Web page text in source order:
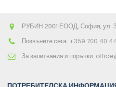
РУБИН 2001 ЕООД, София, ул.
Позвънете сега: +359 700 40
За запитвания и поръчки: